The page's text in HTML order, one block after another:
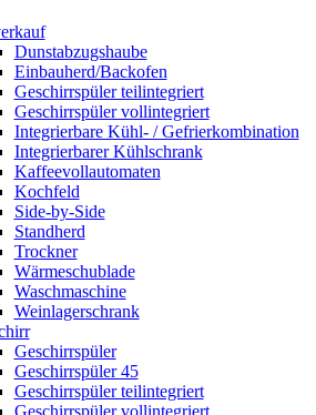
Dunstabzugshaube
Einbauherd/Backofen
Geschirrspüler teilintegriert
Geschirrspüler vollintegriert
Integrierbare Kühl- / Gefrierkombination
Integrierbarer Kühlschrank
Kaffeevollautomaten
Kochfeld
Side-by-Side
Standherd
Trockner
Wärmeschublade
Waschmaschine
Weinlagerschrank
Geschirrspüler
Geschirrspüler 45
Geschirrspüler teilintegriert
Geschirrspüler vollintegriert